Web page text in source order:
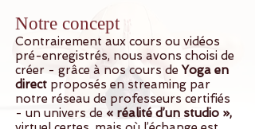
Notre concept
Contrairement aux cours ou vidéos
pré-enregistrés, nous avons choisi de
créer - grâce à nos cours deYoga en
direct proposés en streaming par
notre réseau de professeurs certifiés
- un univers de « réalité d’un studio »,